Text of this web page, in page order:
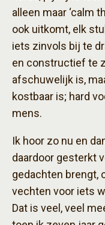
alleen maar ‘calm
ook uitkomt, elk
iets zinvols bij te
en constructief te
afschuwelijk is,
kostbaar is; hard
mens.
Ik hoor zo nu en
daardoor gesterkt
gedachten brengt,
vechten voor iets
Dat is veel, veel